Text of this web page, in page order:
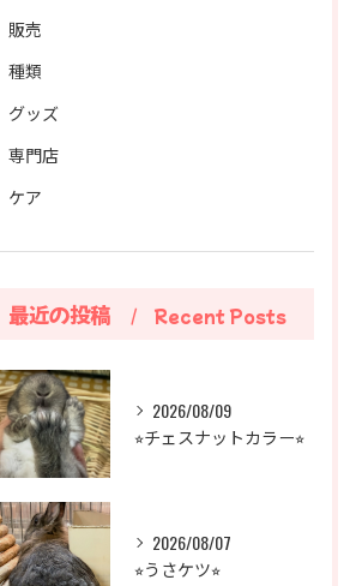
販売
種類
グッズ
専門店
ケア
最近の投稿 Recent Posts
2026/08/09
⭐︎チェスナットカラー⭐︎
2026/08/07
⭐︎うさケツ⭐︎